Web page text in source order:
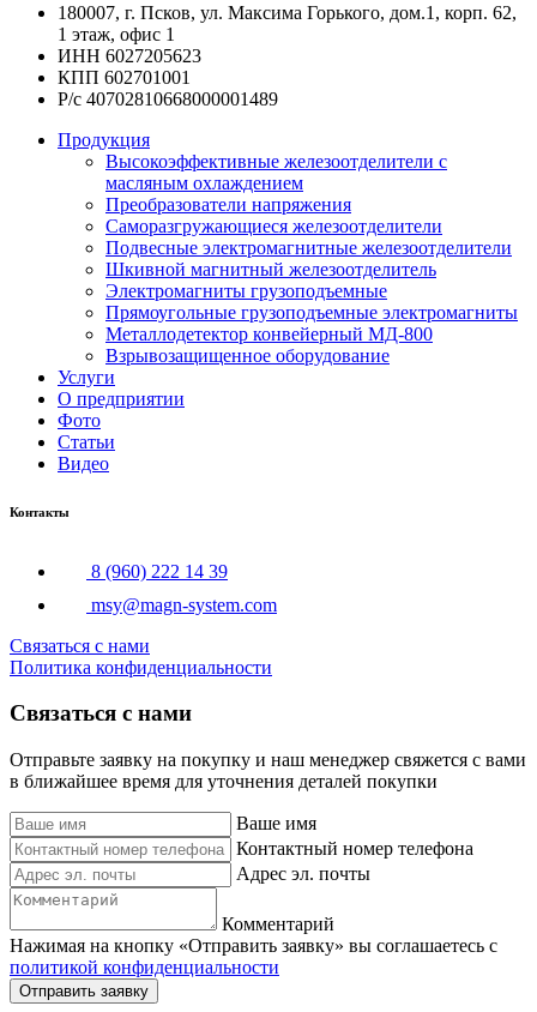
180007, г. Псков, ул. Максима Горького, дом.1, корп. 62,
1 этаж, офис 1
ИНН 6027205623
КПП 602701001
Р/с 40702810668000001489
Продукция
Высокоэффективные железоотделители с
масляным охлаждением
Преобразователи напряжения
Саморазгружающиеся железоотделители
Подвесные электромагнитные железоотделители
Шкивной магнитный железоотделитель
Электромагниты грузоподъемные
Прямоугольные грузоподъемные электромагниты
Металлодетектор конвейерный МД-800
Взрывозащищенное оборудование
Услуги
О предприятии
Фото
Статьи
Видео
Контакты
8 (960) 222 14 39
msy@magn-system.com
Связаться с нами
Политика конфиденциальности
Связаться с нами
Отправьте заявку на покупку и наш менеджер свяжется с вами
в ближайшее время для уточнения деталей покупки
Ваше имя
Контактный номер телефона
Адрес эл. почты
Комментарий
Нажимая на кнопку «Отправить заявку» вы соглашаетесь с
политикой конфиденциальности
Отправить заявку